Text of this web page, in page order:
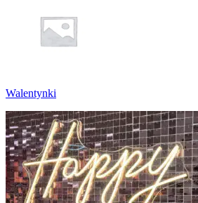
Walentynki